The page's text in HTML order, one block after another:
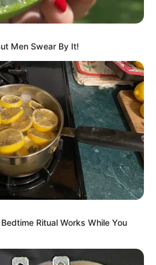
Men Swear By It!
Ritual Works While You